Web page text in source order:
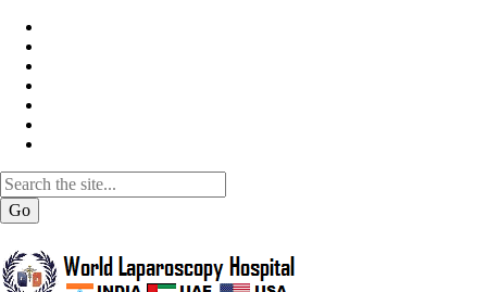
Go